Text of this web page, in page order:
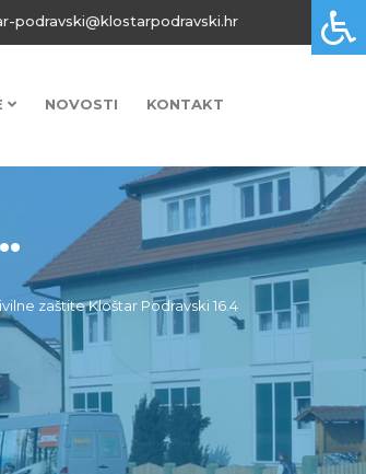
podravski@klostarpodravski.hr
NOVOSTI KONTAKT
zaštite Kloštar Podravski 16.4